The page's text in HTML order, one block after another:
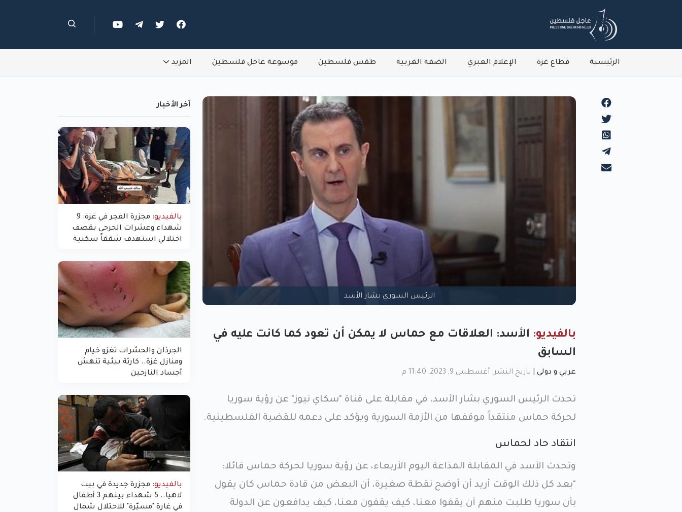
الرئيسية قطاع غزة الإعلام العبري الضفة الغربية طقس فلسطين موسوعة عاجل فلسطين المزيد
الرئيس السوري بشار الأسد
بالفيديو: الأسد: العلاقات مع حماس لا يمكن أن تعود كما كانت عليه في
السابق
عربي و دولي تاريخ النشر: أغسطس 9, 2023, 11:40 م
تحدث الرئيس السوري بشار الأسد، في مقابلة على قناة "سكاي نيوز" عن رؤية سوريا
لحركة حماس منتقداً موقفها من الأزمة السورية ويؤكد على دعمه للقضية الفلسطينية.
انتقاد حاد لحماس
وتحدث الأسد في المقابلة المذاعة اليوم الأربعاء، عن رؤية سوريا لحركة حماس قائلا:
"بعد كل ذلك الوقت أريد أن أوضح نقطة صغيرة، أن البعض من قادة حماس كان يقول
بأن سوريا طلبت منهم أن يقفوا معنا، كيف يقفون معنا، كيف يدافعون عن الدولة
آخر الأخبار
بالفيديو:
مجزرة الفجر في غزة: 9
شهداء وعشرات الجرحى بقصف
احتلالي استهدف شققاً سكنية
الجرذان والحشرات تغزو خيام
ومنازل غزة.. كارثة بيئية تنهش
أجساد النازحين
بالفيديو: مجزرة جديدة في بيت
لاهيا.. 5 شهداء بينهم 3 أطفال
في غارة "مسيّرة" للاحتلال شمال